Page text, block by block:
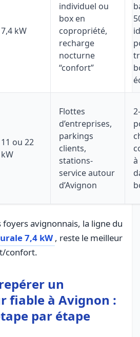
7,4 kW
individuel ou
box en
copropriété,
recharge
nocturne
“confort”
11 ou 22
kW
Flottes
d’entreprises,
parkings
clients,
stations-
service autour
d’Avignon
à
avignonnais, la ligne du
7,4 kW , reste le meilleur
confort.
un
fiable à Avignon :
par étape